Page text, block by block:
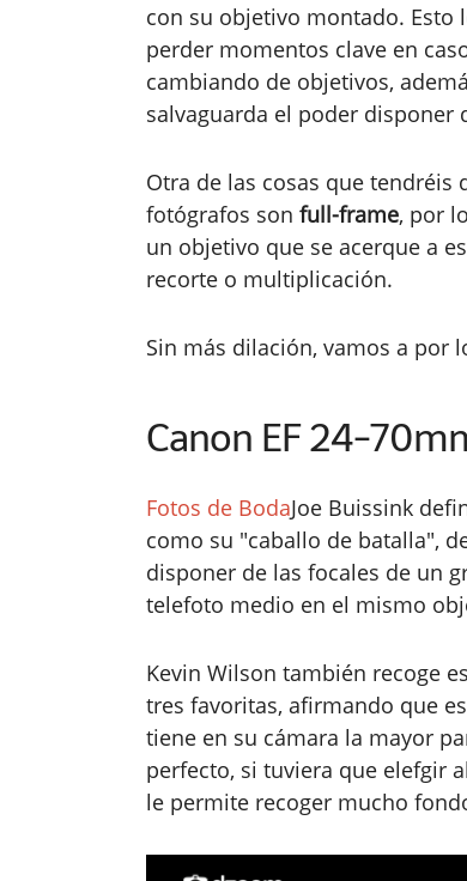
con su objetivo montado. Esto
perder momentos clave en
cambiando de objetivos,
salvaguarda el poder disponer
Otra de las cosas que tendréis
fotógrafos son full-frame, por
un objetivo que se acerque a
recorte o multiplicación.
Sin más dilación, vamos a por
Canon EF 24-
Fotos de BodaJoe Buissink
como su "caballo de batalla",
disponer de las focales de un
telefoto medio en el mismo
Kevin Wilson también recoge
tres favoritas, afirmando que
tiene en su cámara la mayor
perfecto, si tuviera que elefgir
le permite recoger mucho